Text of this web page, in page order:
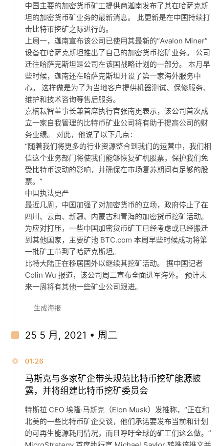
中国主要的加密货币矿工提供商迦南发布了其在哈萨克斯
坦的加密货币矿业务的最新消息。 此更新是在中国持续打
击比特币挖矿之际进行的。
上周一，迦南宣布该公司已使用其最新的“Avalon Miner”
设备在哈萨克斯坦推出了自己的加密货币挖矿业务。 公司
迁往哈萨克斯坦是公司在该国战略计划的一部分。 本月早
些时候，迦南还在哈萨克斯坦开设了第一家海外服务中
心。 这样做是为了为当地客户提供机器测试、保修服务、
维护和技术咨询等售后服务。
嘉楠耘智董事长兼首席执行官张南更表示，该公司首次成
立一家自我管理的比特币矿业公司将有助于提高公司的财
务业绩。 对此，他说了以下几点：
“随着我们将更多的行业资源整合到我们的运营中，我们相
信这个业务部门将使我们能够恢复矿机股票，保护我们免
受比特币波动的影响，并确保在市场复苏期间有足够的股
票。”
中国执法更严
最近几周，中国加强了对加密货币的立场，政府停止了在
四川、云南、新疆、内蒙古和青海的加密货币挖矿活动。
为应对打压，一些中国加密货币矿工已经考虑或已经搬迁
到其他国家，主要矿池 BTC.com 本周早些时候成功将第
一批矿工带到了哈萨克斯坦。
比特大陆正在移居国外以继续其挖矿活动。 据中国记者
Colin Wu 报道，该公司周二宣布全面进军海外。 预计未
来一周将有其他一些矿业公司跟进。
生成海报
25 5 月, 2021 • 周二
01:26
马斯克与多家矿企带头规范比特币挖矿能源披
露，并将组建比特币挖矿委员会
特斯拉 CEO 埃隆·马斯克（Elon Musk）发推称，“正在和
北美的一些比特币矿企交谈，他们承诺要发布当前和计划
的可再生能源耗用情况，而且呼吁全球的矿工们这么做。”